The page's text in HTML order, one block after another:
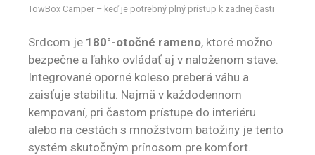
TowBox Camper – keď je potrebný plný prístup k zadnej časti
Srdcom je 180°-otočné rameno, ktoré možno
bezpečne a ľahko ovládať aj v naloženom stave.
Integrované oporné koleso preberá váhu a
zaisťuje stabilitu. Najmä v každodennom
kempovaní, pri častom prístupe do interiéru
alebo na cestách s množstvom batožiny je tento
systém skutočným prínosom pre komfort.